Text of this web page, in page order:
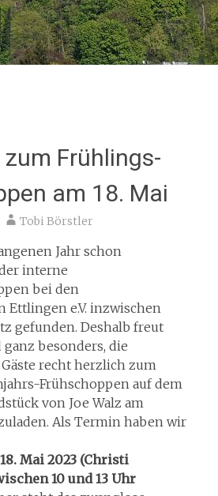
Frühlings-
am 18. Mai
Tobi Börstler
Jahr schon
interne
bei den
Ettlingen e.V. inzwischen
gefunden. Deshalb freut
besonders, die
recht herzlich zum
Frühschoppen auf dem
von Joe Walz am
Als Termin haben wir
Mai 2023 (Christi
10 und 13 Uhr